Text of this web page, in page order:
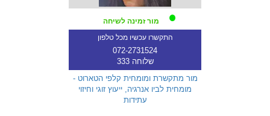
מור זמינה לשיחה
התקשרו עכשיו מכל טלפון
072-2731524
שלוחה 333
מור מתקשרת ומומחית קלפי הטארוט -
מומחית לביו אנרגיה, ייעוץ זוגי וחיזוי
עתידות